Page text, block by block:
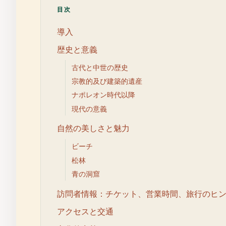
目次
導入
歴史と意義
古代と中世の歴史
宗教的及び建築的遺産
ナポレオン時代以降
現代の意義
自然の美しさと魅力
ビーチ
松林
青の洞窟
訪問者情報：チケット、営業時間、旅行のヒ
アクセスと交通